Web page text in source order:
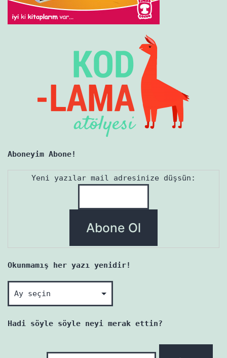
Aboneyim Abone!
Yeni yazılar mail adresinize düşsün:
Okunmamış her yazı yenidir!
Okunmamış
her
yazı
Hadi söyle söyle neyi merak ettin?